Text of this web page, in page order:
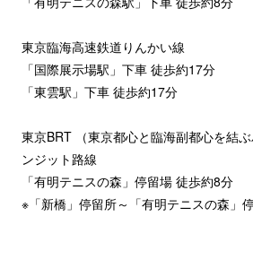
東京臨海高速鉄道りんかい線
「国際展示場駅」下車 徒歩約17分
「東雲駅」下車 徒歩約17分
東京BRT （東京都心と臨海副都心を結
ンジット路線
「有明テニスの森」停留場 徒歩約8分
※「新橋」停留所～「有明テニスの森」